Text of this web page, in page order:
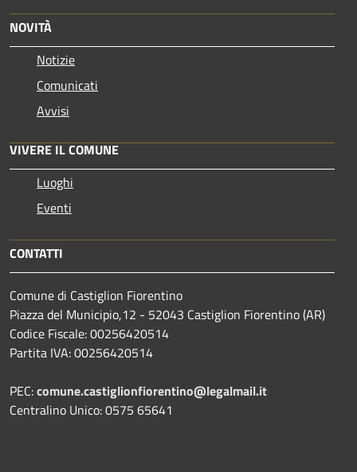
NOVITÀ
Notizie
Comunicati
Avvisi
VIVERE IL COMUNE
Luoghi
Eventi
CONTATTI
Comune di Castiglion Fiorentino
Piazza del Municipio,12 - 52043 Castiglion Fiorentino (AR)
Codice Fiscale: 00256420514
Partita IVA: 00256420514
PEC:comune.castiglionfiorentino@legalmail.it
Centralino Unico: 0575 65641